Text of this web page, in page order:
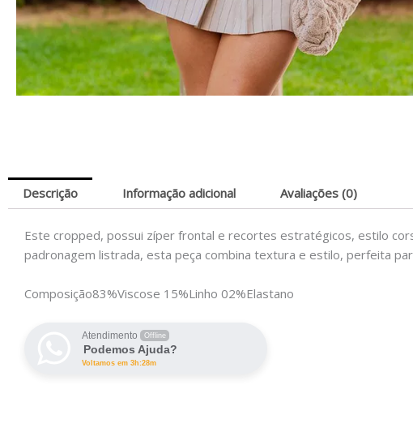
Descrição Informação adicional Avaliações (0)
Este cropped, possui zíper frontal e recortes estratégicos, estilo
padronagem listrada, esta peça combina textura e estilo, perfeita
Composição83%Viscose 15%Linho 02%Elastano
Atendimento Offline
Podemos Ajuda?
Voltamos em 3h:28m